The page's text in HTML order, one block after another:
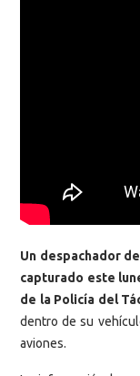
Un despachador
capturado este
de la Policía del
dentro de su
aviones.